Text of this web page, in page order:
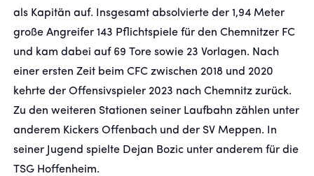
FANSHOP
TICKETS
KONTAKT
als Kapitän auf. Insgesamt absolvierte der 1,94 Meter
große Angreifer 143 Pflichtspiele für den Chemnitzer FC
und kam dabei auf 69 Tore sowie 23 Vorlagen. Nach
einer ersten Zeit beim CFC zwischen 2018 und 2020
kehrte der Offensivspieler 2023 nach Chemnitz zurück.
Zu den weiteren Stationen seiner Laufbahn zählen unter
anderem Kickers Offenbach und der SV Meppen. In
seiner Jugend spielte Dejan Bozic unter anderem für die
TSG Hoffenheim.